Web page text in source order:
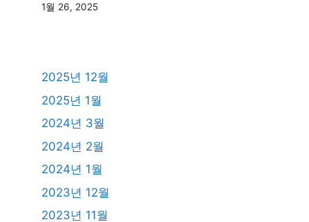
1월 26, 2025
2025년 12월
2025년 1월
2024년 3월
2024년 2월
2024년 1월
2023년 12월
2023년 11월